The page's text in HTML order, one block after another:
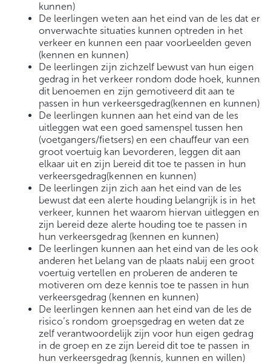
kunnen)
De leerlingen weten aan het eind van de les dat er
onverwachte situaties kunnen optreden in het
verkeer en kunnen een paar voorbeelden geven
(kennen en kunnen)
De leerlingen zijn zichzelf bewust van hun eigen
gedrag in het verkeer rondom dode hoek, kunnen
dit benoemen en zijn gemotiveerd dit aan te
passen in hun verkeersgedrag(kennen en kunnen)
De leerlingen kunnen aan het eind van de les
uitleggen wat een goed samenspel tussen hen
(voetgangers/fietsers) en een chauffeur van een
groot voertuig kan bevorderen, leggen dit aan
elkaar uit en zijn bereid dit toe te passen in hun
verkeersgedrag(kennen en kunnen)
De leerlingen zijn zich aan het eind van de les
bewust dat een alerte houding belangrijk is in het
verkeer, kunnen het waarom hiervan uitleggen en
zijn bereid deze alerte houding toe te passen in
hun verkeersgedrag (kennen en kunnen)
De leerlingen kunnen aan het eind van de les ook
anderen het belang van de plaats nabij een groot
voertuig vertellen en proberen de anderen te
motiveren om deze kennis toe te passen in hun
verkeersgedrag (kennen en kunnen)
De leerlingen kennen aan het eind van de les de
risico’s rondom groepsgedrag en weten dat ze
zelf verantwoordelijk zijn voor hun eigen gedrag
in de groep en ze zijn bereid dit toe te passen in
hun verkeersgedrag (kennis, kunnen en willen)